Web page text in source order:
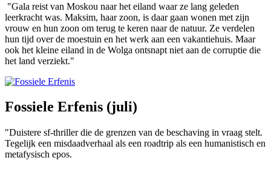
"Gala reist van Moskou naar het eiland waar ze lang geleden
leerkracht was. Maksim, haar zoon, is daar gaan wonen met zijn
vrouw en hun zoon om terug te keren naar de natuur. Ze verdelen
hun tijd over de moestuin en het werk aan een vakantiehuis. Maar
ook het kleine eiland in de Wolga ontsnapt niet aan de corruptie die
het land verziekt."
Fossiele Erfenis (juli)
"Duistere sf-thriller die de grenzen van de beschaving in vraag stelt.
Tegelijk een misdaadverhaal als een roadtrip als een humanistisch en
metafysisch epos.